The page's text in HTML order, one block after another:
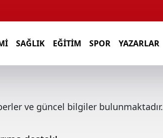
SAĞLIK EĞITIM SPOR YAZARLAR
ve güncel bilgiler bulunmaktadır.